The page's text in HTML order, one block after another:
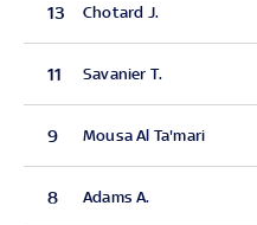
13 Chotard J.
11 Savanier T.
9 Mousa Al Ta'mari
8 Adams A.